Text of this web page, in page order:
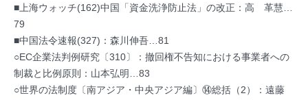
■上海ウォッチ(162)中国「資金洗浄防止法」の改正：高 革慧…
79
■中国法令速報(327)：森川伸吾…81
○EC企業法判例研究〔310〕：撤回権不告知における事業者への
制裁と比例原則：山本弘明…83
○世界の法制度〔南アジア・中央アジア編〕⑭総括（2）：遠藤